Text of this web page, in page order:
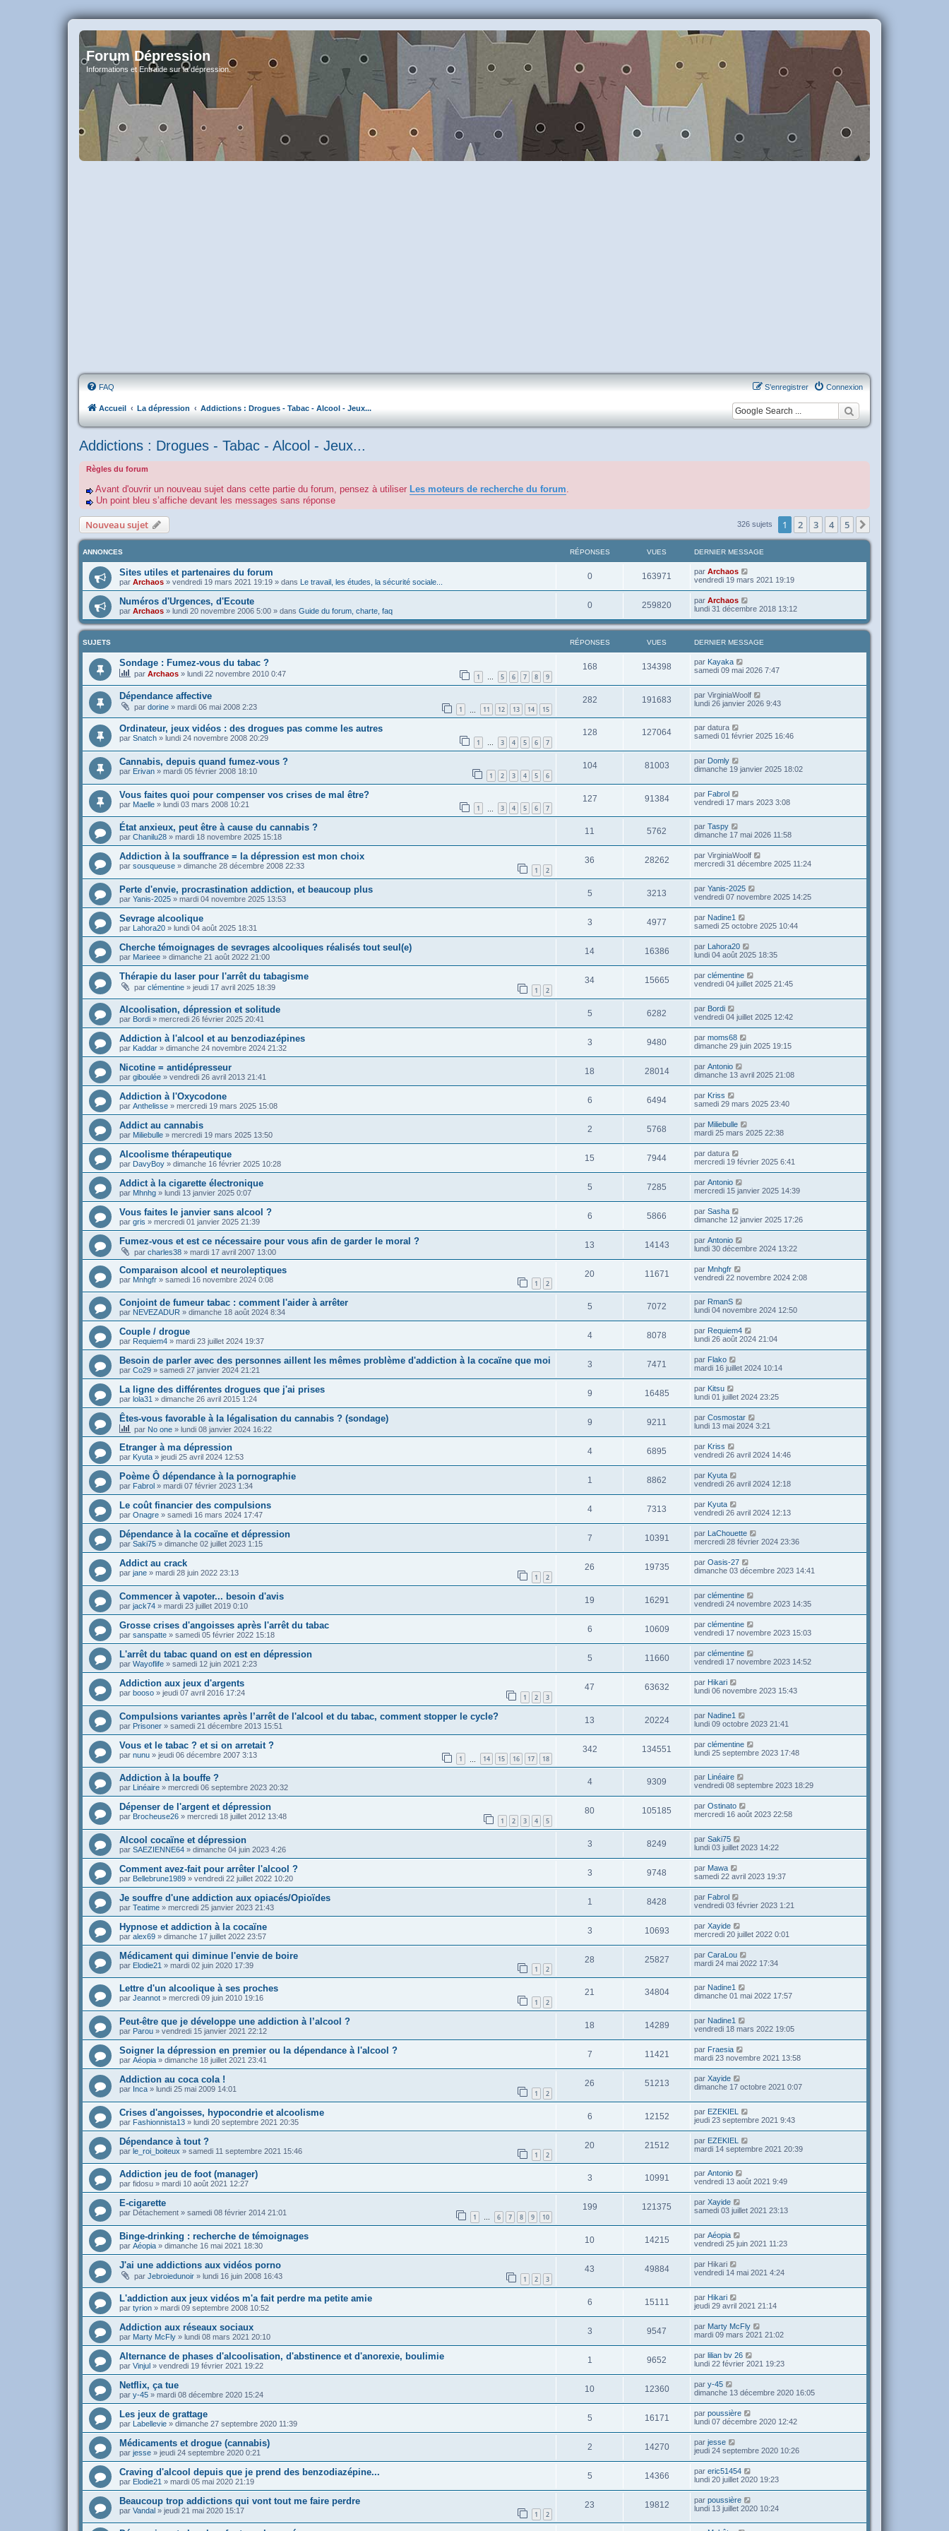
Forum Dépression
Informations et Entraide sur la dépression.
FAQ Connexion
S’enregistrer
Accueil La dépression Addictions : Drogues - Tabac - Alcool - Jeux...
Addictions : Drogues - Tabac - Alcool - Jeux...
Règles du forum
Avant d'ouvrir un nouveau sujet dans cette partie du forum, pensez à utiliser Les moteurs de recherche du forum.
Un point bleu s’affiche devant les messages sans réponse
Nouveau sujet 326 sujets 1 2 3 4 5
ANNONCES RÉPONSES VUES DERNIER MESSAGE
Sites utiles et partenaires du forum
par Archaos » vendredi 19 mars 2021 19:19 » dans Le travail, les études, la sécurité sociale...
0 163971 par Archaos
vendredi 19 mars 2021 19:19
Numéros d'Urgences, d'Ecoute
par Archaos » lundi 20 novembre 2006 5:00 » dans Guide du forum, charte, faq
0 259820 par Archaos
lundi 31 décembre 2018 13:12
SUJETS RÉPONSES VUES DERNIER MESSAGE
Sondage : Fumez-vous du tabac ?
par Archaos » lundi 22 novembre 2010 0:47 1 … 5 6 7 8 9
168 134398 par Kayaka
samedi 09 mai 2026 7:47
Dépendance affective
par dorine » mardi 06 mai 2008 2:23 1 11 12 13 14 15
282 191683 par VirginiaWoolf
lundi 26 janvier 2026 9:43
Ordinateur, jeux vidéos : des drogues pas comme les autres
par Snatch » lundi 24 novembre 2008 20:29 1 … 3 4 5 6 7
128 127064 par datura
samedi 01 février 2025 16:46
Cannabis, depuis quand fumez-vous ?
par Erivan » mardi 05 février 2008 18:10 1 2 3 4 5 6
104 81003 par Domly
dimanche 19 janvier 2025 18:02
Vous faites quoi pour compenser vos crises de mal être?
par Maelle » lundi 03 mars 2008 10:21 1 3 4 5 6 7
127 91384 par Fabrol
vendredi 17 mars 2023 3:08
État anxieux, peut être à cause du cannabis ?
par Chanilu28 » mardi 18 novembre 2025 15:18
11 5762 par Taspy
dimanche 17 mai 2026 11:58
Addiction à la souffrance = la dépression est mon choix
par sousqueuse » dimanche 28 décembre 2008 22:33 1 2
36 28262 par VirginiaWoolf
mercredi 31 décembre 2025 11:24
Perte d'envie, procrastination addiction, et beaucoup plus
par Yanis-2025 » mardi 04 novembre 2025 13:53
5 3213 par Yanis-2025
vendredi 07 novembre 2025 14:25
Sevrage alcoolique
par Lahora20 » lundi 04 août 2025 18:31
3 4977 par Nadine1
samedi 25 octobre 2025 10:44
Cherche témoignages de sevrages alcooliques réalisés tout seul(e)
par Marieee » dimanche 21 août 2022 21:00
14 16386 par Lahora20
lundi 04 août 2025 18:35
Thérapie du laser pour l'arrêt du tabagisme
par clémentine » jeudi 17 avril 2025 18:39 1 2
34 15665 par clémentine
vendredi 04 juillet 2025 21:45
Alcoolisation, dépression et solitude
par Bordi » mercredi 26 février 2025 20:41
5 6282 par Bordi
vendredi 04 juillet 2025 12:42
Addiction à l'alcool et au benzodiazépines
par Kaddar » dimanche 24 novembre 2024 21:32
3 9480 par moms68
dimanche 29 juin 2025 19:15
Nicotine = antidépresseur
par giboulée » vendredi 26 avril 2013 21:41
18 28014 par Antonio
dimanche 13 avril 2025 21:08
Addiction à l'Oxycodone
par Anthelisse » mercredi 19 mars 2025 15:08
6 6494 par Kriss
samedi 29 mars 2025 23:40
Addict au cannabis
par Miliebulle » mercredi 19 mars 2025 13:50
2 5768 par Miliebulle
mardi 25 mars 2025 22:38
Alcoolisme thérapeutique
par DavyBoy » dimanche 16 février 2025 10:28
15 7944 par datura
mercredi 19 février 2025 6:41
Addict à la cigarette électronique
par Mhnhg » lundi 13 janvier 2025 0:07
5 7285 par Antonio
mercredi 15 janvier 2025 14:39
Vous faites le janvier sans alcool ?
par gris » mercredi 01 janvier 2025 21:39
6 5866 par Sasha
dimanche 12 janvier 2025 17:26
Fumez-vous et est ce nécessaire pour vous afin de garder le moral ?
par charles38 » mardi 17 avril 2007 13:00
13 14143 par Antonio
lundi 30 décembre 2024 13:22
Comparaison alcool et neuroleptiques
par Mnhgfr » samedi 16 novembre 2024 0:08 1 2
20 11671 par Mnhgfr
vendredi 22 novembre 2024 2:08
Conjoint de fumeur tabac : comment l'aider à arrêter
par NEVEZADUR » dimanche 18 août 2024 8:34
5 7072 par RmanS
lundi 04 novembre 2024 12:50
Couple / drogue
par Requiem4 » mardi 23 juillet 2024 19:37
4 8078 par Requiem4
lundi 26 août 2024 21:04
Besoin de parler avec des personnes aillent les mêmes problème d'addiction à la cocaïne que moi
par Co29 » samedi 27 janvier 2024 21:21
3 7471 par Flako
mardi 16 juillet 2024 10:14
La ligne des différentes drogues que j'ai prises
par lola31 » dimanche 26 avril 2015 1:24
9 16485 par Kitsu
lundi 01 juillet 2024 23:25
Êtes-vous favorable à la légalisation du cannabis ? (sondage)
par No one » lundi 08 janvier 2024 16:22
9 9211 par Cosmostar
lundi 13 mai 2024 3:21
Etranger à ma dépression
par Kyuta » jeudi 25 avril 2024 12:53
4 6895 par Kriss
vendredi 26 avril 2024 14:46
Poème Ô dépendance à la pornographie
par Fabrol » mardi 07 février 2023 1:34
1 8862 par Kyuta
vendredi 26 avril 2024 12:18
Le coût financier des compulsions
par Onagre » samedi 16 mars 2024 17:47
4 7313 par Kyuta
vendredi 26 avril 2024 12:13
Dépendance à la cocaïne et dépression
par Saki75 » dimanche 02 juillet 2023 1:15
7 10391 par
LaChouette
mercredi 28 février 2024 23:36
Addict au crack
par jane » mardi 28 juin 2022 23:13 1 2
26 19735 par Oasis-27
dimanche 03 décembre 2023 14:41
Commencer à vapoter... besoin d'avis
par jack74 » mardi 23 juillet 2019 0:10
19 16291 par clémentine
vendredi 24 novembre 2023 14:35
Grosse crises d'angoisses après l'arrêt du tabac
par sanspatte » samedi 05 février 2022 15:18
6 10609 par clémentine
vendredi 17 novembre 2023 15:03
L'arrêt du tabac quand on est en dépression
par Wayoflife » samedi 12 juin 2021 2:23
5 11660 par clémentine
vendredi 17 novembre 2023 14:52
Addiction aux jeux d'argents
par booso » jeudi 07 avril 2016 17:24 1 2 3
47 63632 par Hikari
lundi 06 novembre 2023 15:43
Compulsions variantes après l’arrêt de l'alcool et du tabac, comment stopper le cycle?
par Prisoner » samedi 21 décembre 2013 15:51
13 20224 par Nadine1
lundi 09 octobre 2023 21:41
Vous et le tabac ? et si on arretait ?
par nunu » jeudi 06 décembre 2007 3:13 1 14 15 16 17 18
342 134551 par clémentine
lundi 25 septembre 2023 17:48
Addiction à la bouffe ?
par Linéaire » mercredi 06 septembre 2023 20:32
4 9309 par Linéaire
vendredi 08 septembre 2023 18:29
Dépenser de l'argent et dépression
par Brocheuse26 » mercredi 18 juillet 2012 13:48 1 2 3 4 5
80 105185 par Ostinato
mercredi 16 août 2023 22:58
Alcool cocaïne et dépression
par SAEZIENNE64 » dimanche 04 juin 2023 4:26
3 8249 par Saki75
lundi 03 juillet 2023 14:22
Comment avez-fait pour arrêter l'alcool ?
par Bellebrune1989 » vendredi 22 juillet 2022 10:20
3 9748 par Mawa
samedi 22 avril 2023 19:37
Je souffre d'une addiction aux opiacés/Opioïdes
par Teatime » mercredi 25 janvier 2023 21:43
1 8428 par Fabrol
vendredi 03 février 2023 1:21
Hypnose et addiction à la cocaïne
par alex69 » dimanche 17 juillet 2022 23:57
3 10693 par Xayide
mercredi 20 juillet 2022 0:01
Médicament qui diminue l'envie de boire
par Elodie21 » mardi 02 juin 2020 17:39 1 2
28 25827 par CaraLou
mardi 24 mai 2022 17:34
Lettre d'un alcoolique à ses proches
par Jeannot » mercredi 09 juin 2010 19:16 1 2
21 34804 par Nadine1
dimanche 01 mai 2022 17:57
Peut-être que je développe une addiction à l’alcool ?
par Parou » vendredi 15 janvier 2021 22:12
18 14289 par Nadine1
vendredi 18 mars 2022 19:05
Soigner la dépression en premier ou la dépendance à l'alcool ?
par Aéopia » dimanche 18 juillet 2021 23:41
7 11421 par Fraesia
mardi 23 novembre 2021 13:58
Addiction au coca cola !
par Inca » lundi 25 mai 2009 14:01 1 2
26 51213 par Xayide
dimanche 17 octobre 2021 0:07
Crises d'angoisses, hypocondrie et alcoolisme
par Fashionnista13 » lundi 20 septembre 2021 20:35
6 12152 par EZEKIEL
jeudi 23 septembre 2021 9:43
Dépendance à tout ?
par le_roi_boiteux » samedi 11 septembre 2021 15:46 1 2
20 21512 par EZEKIEL
mardi 14 septembre 2021 20:39
Addiction jeu de foot (manager)
par fidosu » mardi 10 août 2021 12:27
3 10991 par Antonio
vendredi 13 août 2021 9:49
E-cigarette
par Détachement » samedi 08 février 2014 21:01 1 … 6 7 8 9 10
199 121375 par Xayide
samedi 03 juillet 2021 23:13
Binge-drinking : recherche de témoignages
par Aéopia » dimanche 16 mai 2021 18:30
10 14215 par Aéopia
vendredi 25 juin 2021 11:23
J'ai une addictions aux vidéos porno
par Jebroiedunoir » lundi 16 juin 2008 16:43 1 2 3
43 49884 par Hikari
vendredi 14 mai 2021 4:24
L'addiction aux jeux vidéos m'a fait perdre ma petite amie
par tyrion » mardi 09 septembre 2008 10:52
6 15111 par Hikari
jeudi 29 avril 2021 21:14
Addiction aux réseaux sociaux
par Marty McFly » lundi 08 mars 2021 20:10
3 9547 par Marty McFly
mardi 09 mars 2021 21:02
Alternance de phases d'alcoolisation, d'abstinence et d'anorexie, boulimie
par Vinjul » vendredi 19 février 2021 19:22
1 9652 par lilian bv 26
lundi 22 février 2021 19:23
Netflix, ça tue
par y-45 » mardi 08 décembre 2020 15:24
10 12360 par y-45
dimanche 13 décembre 2020 16:05
Les jeux de grattage
par Labellevie » dimanche 27 septembre 2020 11:39
5 16171 par poussière
lundi 07 décembre 2020 12:42
Médicaments et drogue (cannabis)
par jesse » jeudi 24 septembre 2020 0:21
2 14270 par jesse
jeudi 24 septembre 2020 10:26
Craving d'alcool depuis que je prend des benzodiazépine...
par Elodie21 » mardi 05 mai 2020 21:19
5 14366 par eric51454
lundi 20 juillet 2020 19:23
Beaucoup trop addictions qui vont tout me faire perdre
par Vandal » jeudi 21 mai 2020 15:17 1 2
23 19812 par poussière
lundi 13 juillet 2020 10:24